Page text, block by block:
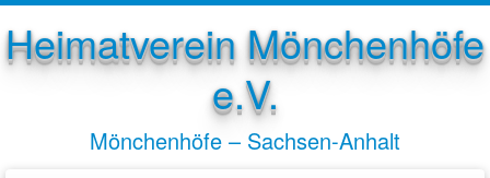
Heimatverein Mönchenhöfe
e.V.
Mönchenhöfe – Sachsen-Anhalt